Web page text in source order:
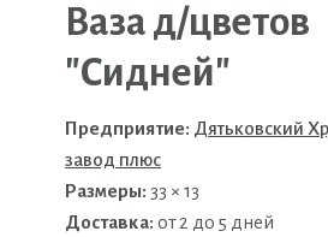
Ваза д/цветов
"Сидней"
Предприятие: Дятьковский
завод плюс
Размеры: 33 × 13
Доставка: от 2 до 5 дней